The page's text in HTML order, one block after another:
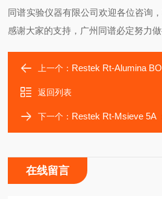
同谱实验仪器有限公司欢迎各位咨询
感谢大家的支持，广州同谱必定努力做
上一个： Restek Rt-Alumina
返回列表
下一个： Restek Rt-Msieve 5A（
在线留言